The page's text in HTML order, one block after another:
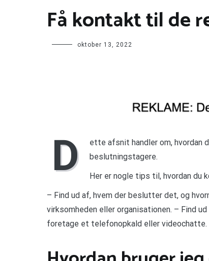
Få kontakt til de
oktober 13, 2022
D
ette afsnit handler om, hvordan
beslutningstagere.
Her er nogle tips til, hvordan du
– Find ud af, hvem der beslutter det, og
virksomheden eller organisationen. – Find
foretage et telefonopkald eller videochatte.